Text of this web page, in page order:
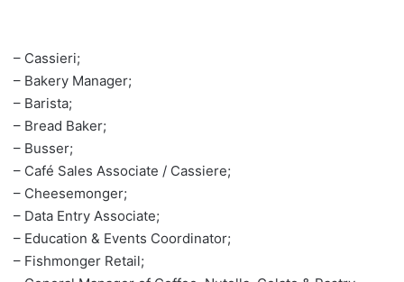
– Cassieri;
– Bakery Manager;
– Barista;
– Bread Baker;
– Busser;
– Café Sales Associate / Cassiere;
– Cheesemonger;
– Data Entry Associate;
– Education & Events Coordinator;
– Fishmonger Retail;